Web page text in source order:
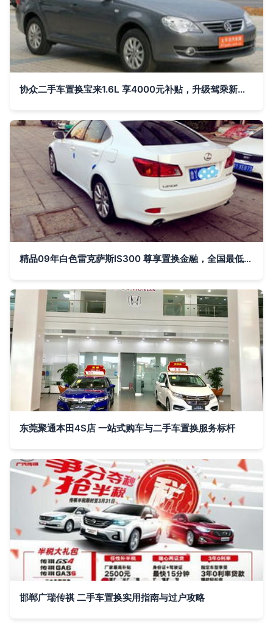
协众二手车置换宝来1.6L 享4000元补贴，升级驾乘新体验
精品09年白色雷克萨斯IS300 尊享置换金融，全国最低价限时入手
东莞聚通本田4S店 一站式购车与二手车置换服务标杆
邯郸广瑞传祺 二手车置换实用指南与过户攻略